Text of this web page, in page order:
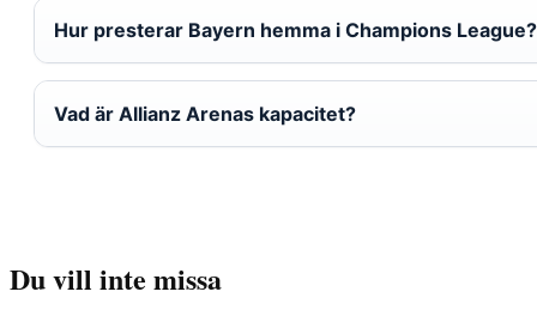
Hur presterar Bayern hemma i Champions League?
Vad är Allianz Arenas kapacitet?
Du vill inte missa